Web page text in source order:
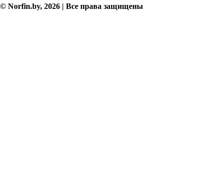
© Norfin.by, 2026 | Все права защищены